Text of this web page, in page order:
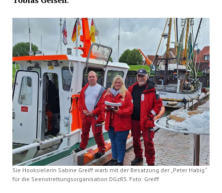
Sie Hooksielerin Sabine Greiff warb mit der Besatzung der „Peter Habig“
für die Seenotrettungsorganisation DGzRS. Foto: Greiff